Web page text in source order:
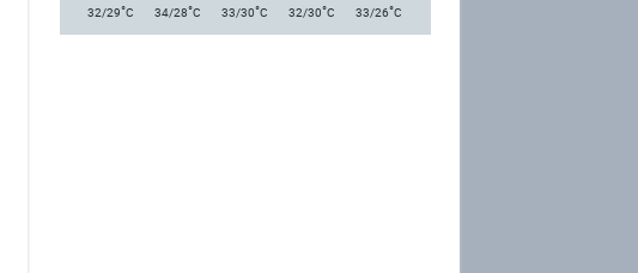
32/29°C 34/28°C 33/30°C 32/30°C 33/26°C